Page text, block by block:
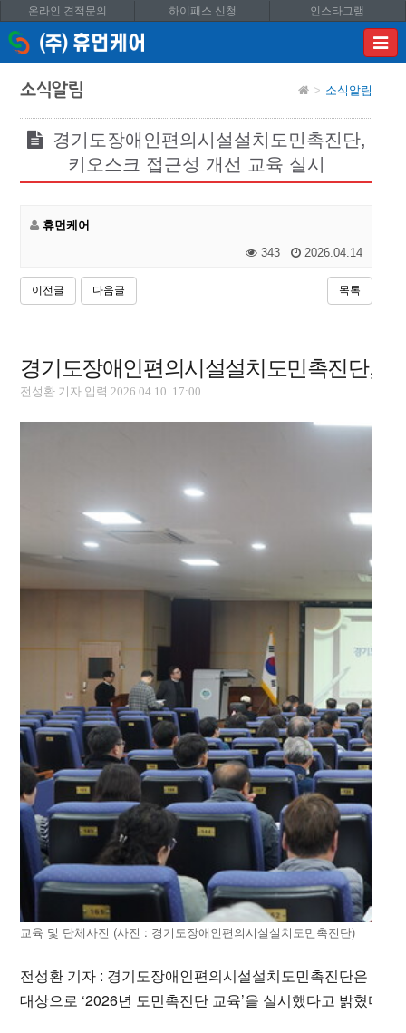
온라인 견적문의 하이패스 신청 인스타그램
이메
입력
소식알림 소식알림
경기도장애인편의시설설치도민촉진단,
키오스크 접근성 개선 교육 실시
휴먼케어
343
2026.04.14
이전글 다음글 목록
경기도장애인편의시설설치도민촉진단,
전성환 기자 입력 2026.04.10 17:00
교육 및 단체사진 (사진 : 경기도장애인편의시설설치도민촉진단)
전성환 기자 : 경기도장애인편의시설설치도민촉진단은 지
대상으로 ‘2026년 도민촉진단 교육’을 실시했다고 밝혔다.